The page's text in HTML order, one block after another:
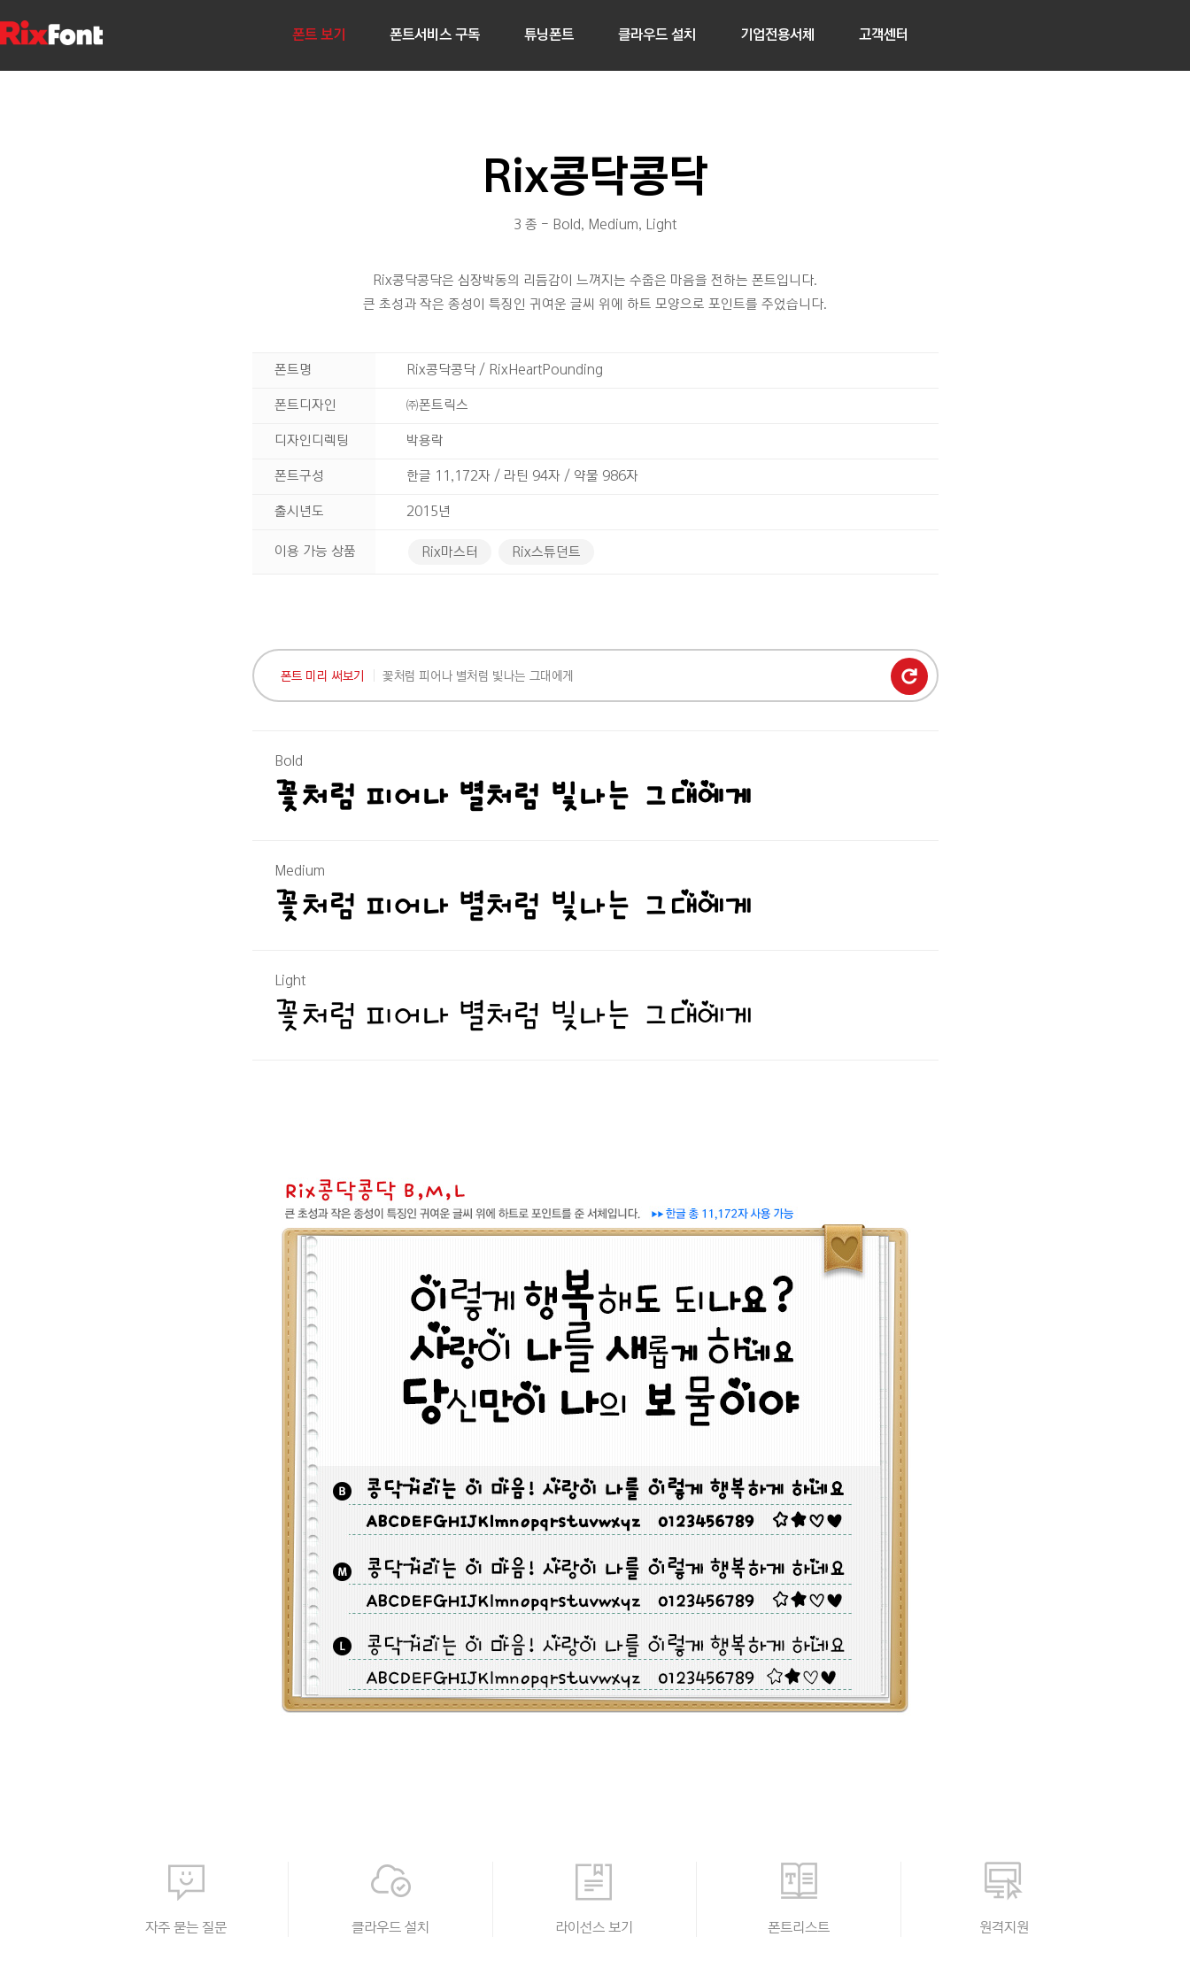
폰트 보기 폰트서비스 구독 튜닝폰트 클라우드 설치 기업전용서체 고객센터
Rix콩닥콩닥
3 종 - Bold, Medium, Light
Rix콩닥콩닥은 심장박동의 리듬감이 느껴지는 수줍은 마음을 전하는 폰트입니다.
큰 초성과 작은 종성이 특징인 귀여운 글씨 위에 하트 모양으로 포인트를 주었습니다.
폰트명 Rix콩닥콩닥 / RixHeartPounding
폰트디자인 ㈜폰트릭스
디자인디렉팅 박용락
폰트구성 한글 11,172자 / 라틴 94자 / 약물 986자
출시년도 2015년
이용 가능 상품 Rix마스터 Rix스튜던트
폰트 미리 써보기
Bold
꽃처럼 피어나 별처럼 빛나는 그대에게
Medium
꽃처럼 피어나 별처럼 빛나는 그대에게
Light
꽃처럼 피어나 별처럼 빛나는 그대에게
자주 묻는 질문 클라우드 설치 라이선스 보기 폰트리스트 원격지원